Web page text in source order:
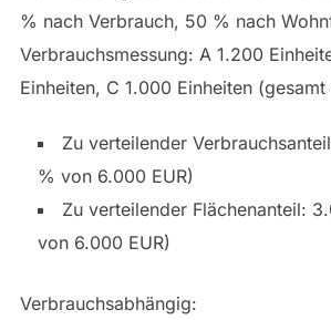
% nach Verbrauch, 50 % nach
Verbrauchsmessung: A 1.200
Einheiten, C 1.000 Einheiten
Zu verteilender
% von 6.000 EUR)
Zu verteilender Flächenanteil:
von 6.000 EUR)
Verbrauchsabhängig: